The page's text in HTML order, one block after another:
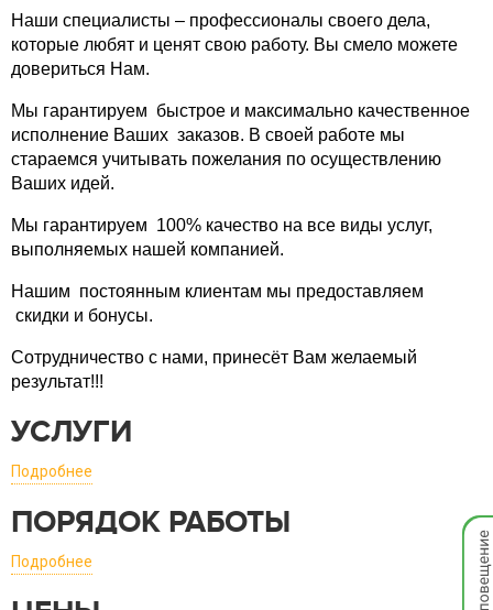
Наши специалисты – профессионалы своего дела,
которые любят и ценят свою работу. Вы смело можете
довериться Нам.
Мы гарантируем быстрое и максимально качественное
исполнение Ваших заказов. В своей работе мы
стараемся учитывать пожелания по осуществлению
Ваших идей.
Мы гарантируем 100% качество на все виды услуг,
выполняемых нашей компанией.
Нашим постоянным клиентам мы предоставляем
скидки и бонусы.
Сотрудничество с нами, принесёт Вам желаемый
результат!!!
УСЛУГИ
Подробнее
ПОРЯДОК РАБОТЫ
Подробнее